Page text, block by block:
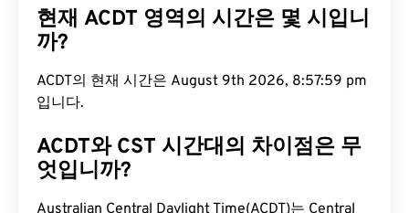
현재 ACDT 영역의 시간은 몇 시입니
까?
ACDT의 현재 시간은 August 9th 2026, 8:58:00 pm
입니다.
ACDT와 CST 시간대의 차이점은 무
엇입니까?
Australian Central Daylight Time(ACDT)는 Central